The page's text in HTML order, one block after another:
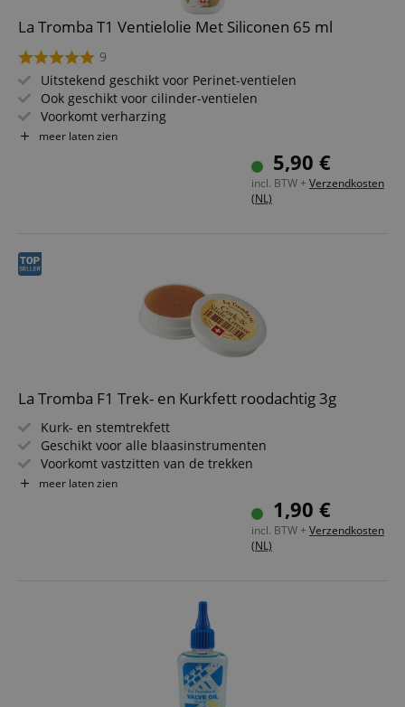
La Tromba T1 Ventielolie Met Siliconen 65 ml
9
Uitstekend geschikt voor Perinet-ventielen
Ook geschikt voor cilinder-ventielen
Voorkomt verharzing
Inhoud: 65 ml
meer laten zien
5,90 €
incl. BTW + Verzendkosten
(NL)
La Tromba F1 Trek- en Kurkfett roodachtig 3g
Kurk- en stemtrekfett
Geschikt voor alle blaasinstrumenten
Voorkomt vastzitten van de trekken
Houdt de kurk soepel
meer laten zien
1,90 €
incl. BTW + Verzendkosten
(NL)